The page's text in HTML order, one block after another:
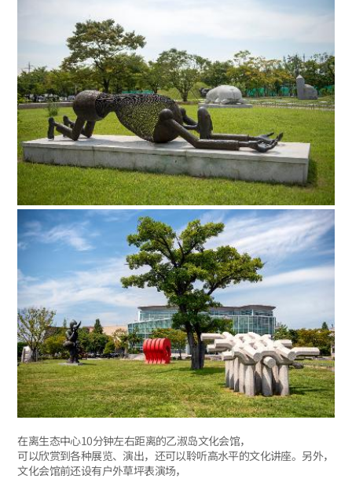
在离生态中心10分钟左右距离的乙淑岛文化会馆，
可以欣赏到各种展览、演出，还可以聆听高水平的文化讲座。另外，
文化会馆前还设有户外草坪表演场，